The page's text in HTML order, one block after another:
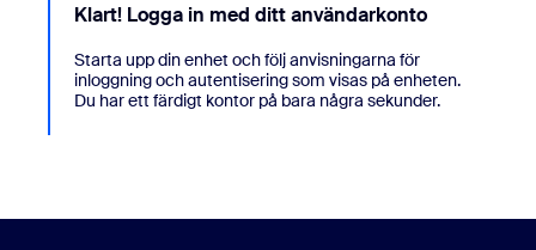
Klart! Logga in med ditt användarkonto
Starta upp din enhet och följ anvisningarna för
inloggning och autentisering som visas på enheten.
Du har ett färdigt kontor på bara några sekunder.